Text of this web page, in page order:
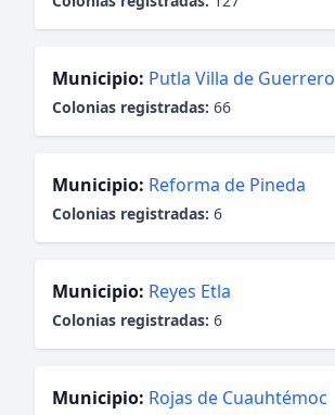
Municipio: Putla Villa de Guerrero
Colonias registradas: 66
Municipio: Reforma de Pineda
Colonias registradas: 6
Municipio: Reyes Etla
Colonias registradas: 6
Municipio: Rojas de Cuauhtémoc